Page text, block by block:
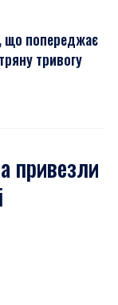
що попереджає
тривогу
привезли